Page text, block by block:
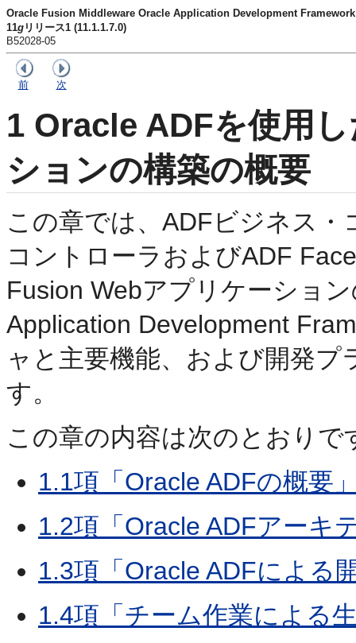
Oracle Fusion Middleware Oracle Application Development
11g リリース1 (11.1.1.7.0)
B52028-05
前 次
1 Oracle ADFを使用
ションの構築の概要
この章では、ADFビジネス
コントローラおよびADF
Fusion Webアプリケーショ
Application Development
ャと主要機能、および開発
す。
この章の内容は次のとおりで
1.1項「Oracle ADFの概要
1.2項「Oracle ADFアーキ
1.3項「Oracle ADFによる
1.4項「チーム作業による